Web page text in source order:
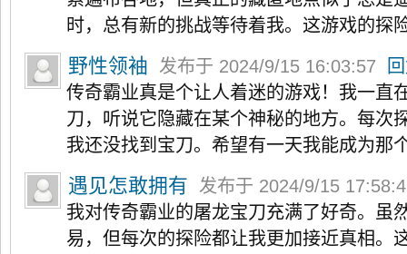
时，总有新的挑战等待着我。这游戏的探
野性领袖 发布于 2024/9/15 16:03:57
传奇霸业真是个让人着迷的游戏！我一直
刀，听说它隐藏在某个神秘的地方。每次
我还没找到宝刀。希望有一天我能成为那
遇见怎敢拥有
发布于 2024/9/15
我对传奇霸业的屠龙宝刀充满了好奇。虽
易，但每次的探险都让我更加接近真相。